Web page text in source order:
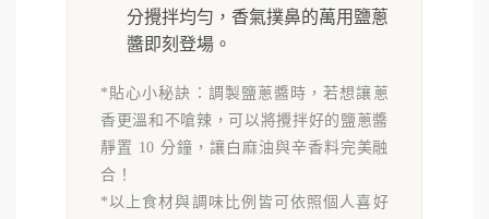
分攪拌均勻，香氣撲鼻的萬用鹽蔥
醬即刻登場。
*貼心小秘訣：調製鹽蔥醬時，若想讓蔥
香更溫和不嗆辣，可以將攪拌好的鹽蔥醬
靜置 10 分鐘，讓白麻油與辛香料完美融
合！
*以上食材與調味比例皆可依照個人喜好